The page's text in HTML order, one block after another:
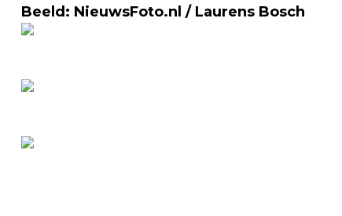
Beeld: NieuwsFoto.nl / Laurens Bosch